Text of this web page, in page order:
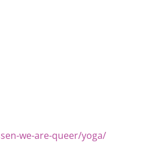
we-are-queer/yoga/